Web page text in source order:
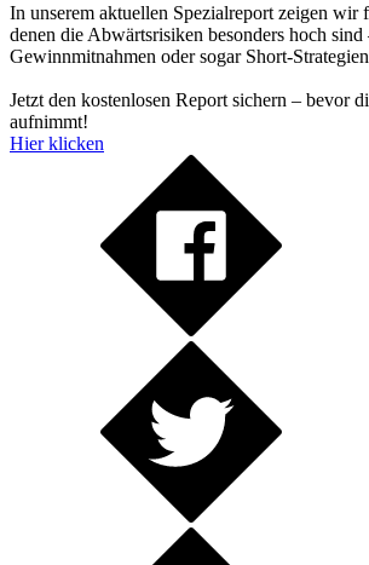
In unserem aktuellen Spezialreport zeigen wir
denen die Abwärtsrisiken besonders hoch
Gewinnmitnahmen oder sogar Short-
Jetzt den kostenlosen Report sichern – bevor
aufnimmt!
Hier klicken